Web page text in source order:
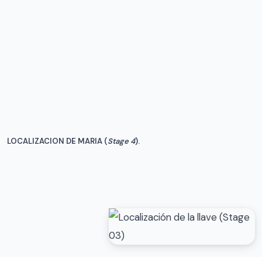
LOCALIZACION DE MARIA (Stage 4).